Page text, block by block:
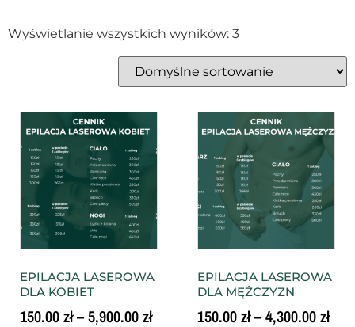
Wyświetlanie wszystkich wyników: 3
EPILACJA LASEROWA
DLA KOBIET
150.00zł–5,900.00zł
EPILACJA LASEROWA
DLA MĘŻCZYZN
150.00zł–4,300.00zł